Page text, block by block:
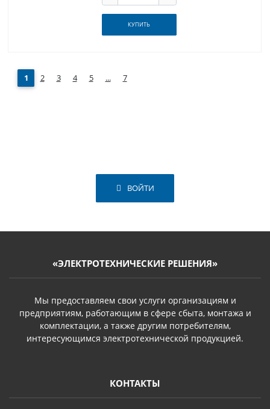
КУПИТЬ
1 2 3 4 5 ... 7
ВОЙТИ
«ЭЛЕКТРОТЕХНИЧЕСКИЕ РЕШЕНИЯ»
Мы предоставляем свои услуги организациям и
предприятиям, работающим в сфере сбыта, монтажа и
комплектации, а также другим потребителям,
интересующимся электротехнической продукцией.
КОНТАКТЫ